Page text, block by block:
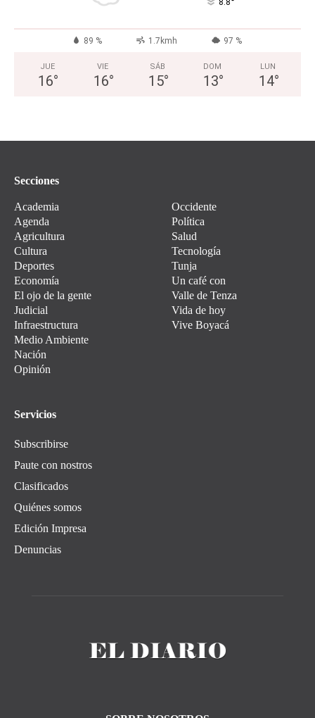
89 % 1.7kmh 97 %
JUE
16°
VIE
16°
SÁB
15°
DOM
13°
LUN
14°
Secciones
Academia
Agenda
Agricultura
Cultura
Deportes
Economía
El ojo de la gente
Judicial
Infraestructura
Medio Ambiente
Nación
Opinión
Occidente
Política
Salud
Tecnología
Tunja
Un café con
Valle de Tenza
Vida de hoy
Vive Boyacá
Servicios
Subscribirse
Paute con nostros
Clasificados
Quiénes somos
Edición Impresa
Denuncias